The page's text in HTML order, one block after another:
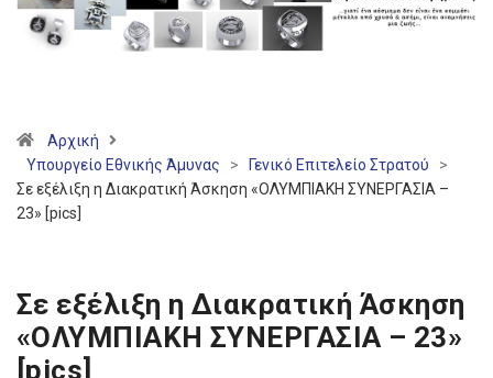
Αρχική
Υπουργείο Εθνικής Άμυνας
> Γενικό Επιτελείο Στρατού
>
Σε εξέλιξη η Διακρατική Άσκηση «ΟΛΥΜΠΙΑΚΗ ΣΥΝΕΡΓΑΣΙΑ –
23» [pics]
Σε εξέλιξη η Διακρατική Άσκηση
«ΟΛΥΜΠΙΑΚΗ ΣΥΝΕΡΓΑΣΙΑ – 23»
[pics]